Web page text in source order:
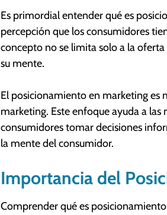
Es primordial entender qué es
percepción que los consumidores
concepto no se limita solo a la
su mente.
El posicionamiento en marketing es
marketing. Este enfoque ayuda a las
consumidores tomar decisiones
la mente del consumidor.
Importancia del
Comprender qué es